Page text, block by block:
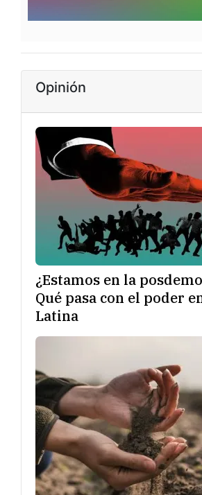
Opinión
¿Estamos en la
Qué pasa con el poder
Latina